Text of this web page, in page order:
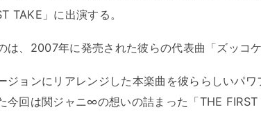
TAKE」に出演する。
、2007年に発売された彼らの代表曲「ズッコケ
ジョンにリアレンジした本楽曲を彼ららしいパワ
今回は関ジャニ∞の想いの詰まった「THE